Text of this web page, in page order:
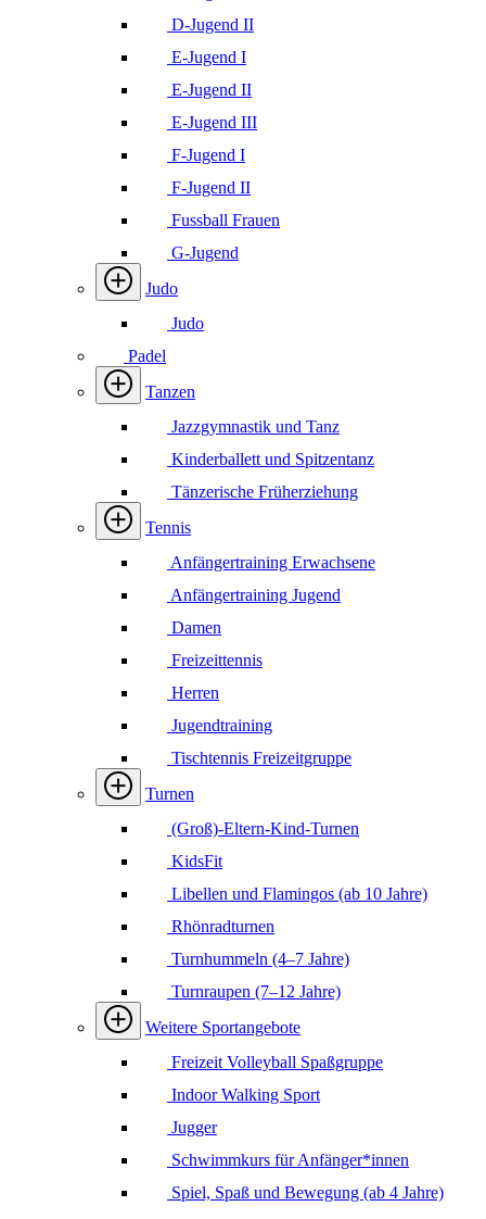
D-Jugend II
E-Jugend I
E-Jugend II
E-Jugend III
F-Jugend I
F-Jugend II
Fussball Frauen
G-Jugend
Judo
Judo
Padel
Tanzen
Jazzgymnastik und Tanz
Kinderballett und Spitzentanz
Tänzerische Früherziehung
Tennis
Anfängertraining Erwachsene
Anfängertraining Jugend
Damen
Freizeittennis
Herren
Jugendtraining
Tischtennis Freizeitgruppe
Turnen
(Groß)-Eltern-Kind-Turnen
KidsFit
Libellen und Flamingos (ab 10 Jahre)
Rhönradturnen
Turnhummeln (4–7 Jahre)
Turnraupen (7–12 Jahre)
Weitere Sportangebote
Freizeit Volleyball Spaßgruppe
Indoor Walking Sport
Jugger
Schwimmkurs für Anfänger*innen
Spiel, Spaß und Bewegung (ab 4 Jahre)